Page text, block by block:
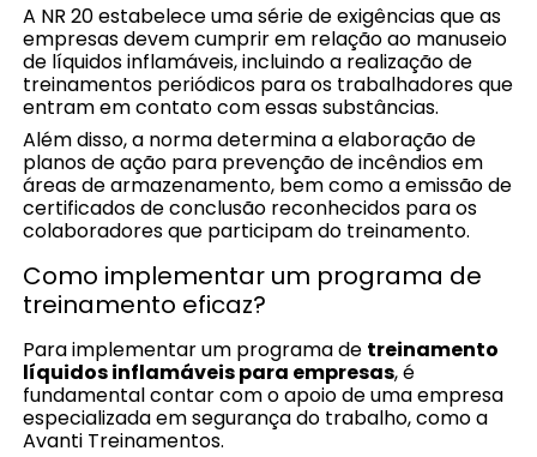
A NR 20 estabelece uma série de exigências que as
empresas devem cumprir em relação ao manuseio
de líquidos inflamáveis, incluindo a realização de
treinamentos periódicos para os trabalhadores que
entram em contato com essas substâncias.
Além disso, a norma determina a elaboração de
planos de ação para prevenção de incêndios em
áreas de armazenamento, bem como a emissão de
certificados de conclusão reconhecidos para os
colaboradores que participam do treinamento.
Como implementar um programa de
treinamento eficaz?
Para implementar um programa de treinamento
líquidos inflamáveis para empresas, é
fundamental contar com o apoio de uma empresa
especializada em segurança do trabalho, como a
Avanti Treinamentos.